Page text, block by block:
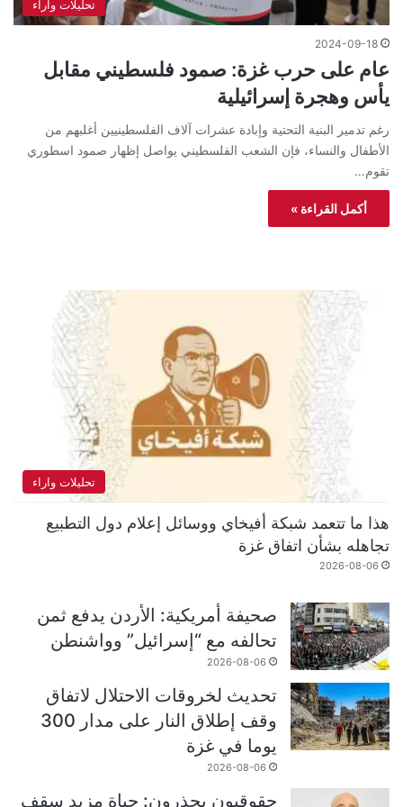
تحليلات واراء
2024-09-18
عام على حرب غزة: صمود فلسطيني مقابل
يأس وهجرة إسرائيلية
رغم تدمير البنية التحتية وإبادة عشرات آلاف الفلسطينيين أغلبهم من
الأطفال والنساء، فإن الشعب الفلسطيني يواصل إظهار صمود اسطوري
تقوم…
أكمل القراءة »
تحليلات واراء
هذا ما تتعمد شبكة أفيخاي ووسائل إعلام دول التطبيع
تجاهله بشأن اتفاق غزة
2026-08-06
صحيفة أمريكية: الأردن يدفع ثمن
تحالفه مع “إسرائيل” وواشنطن
2026-08-06
تحديث لخروقات الاحتلال لاتفاق
وقف إطلاق النار على مدار 300
يوما في غزة
2026-08-06
حقوقيون يحذرون: حياة مزيد سقف